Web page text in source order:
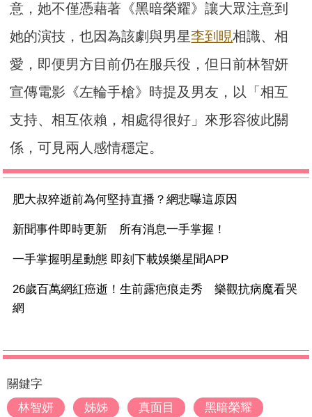
意，她不僅憑藉著《黑暗榮耀》讓大眾注意到
她的演技，也因為該劇與男星李到晛相識、相
愛，即便男方目前仍在服兵役，但日前林智妍
宣傳電影《左輪手槍》時提及男友，以「相互
支持、相互依賴，相處得很好」來形容彼此關
係，可見兩人感情穩定。
肥大叔猝逝前為何堅持直播？網悲曝這原因
新聞事件即時更新 所有消息一手掌握！
一手掌握明星動態 即刻下載娛樂星聞APP
26歲百萬網紅癌逝！生前露疤痕走秀 樂觀抗病魔看哭
網
關鍵字
林智妍
姊姊 真面目 黑暗榮耀